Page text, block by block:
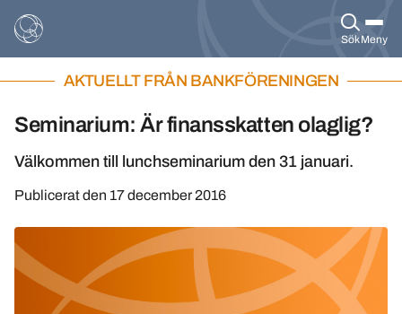
SökMeny
AKTUELLT FRÅN BANKFÖRENINGEN
Seminarium: Är finansskatten olaglig?
Välkommen till lunchseminarium den 31 januari.
Publicerat den 17 december 2016